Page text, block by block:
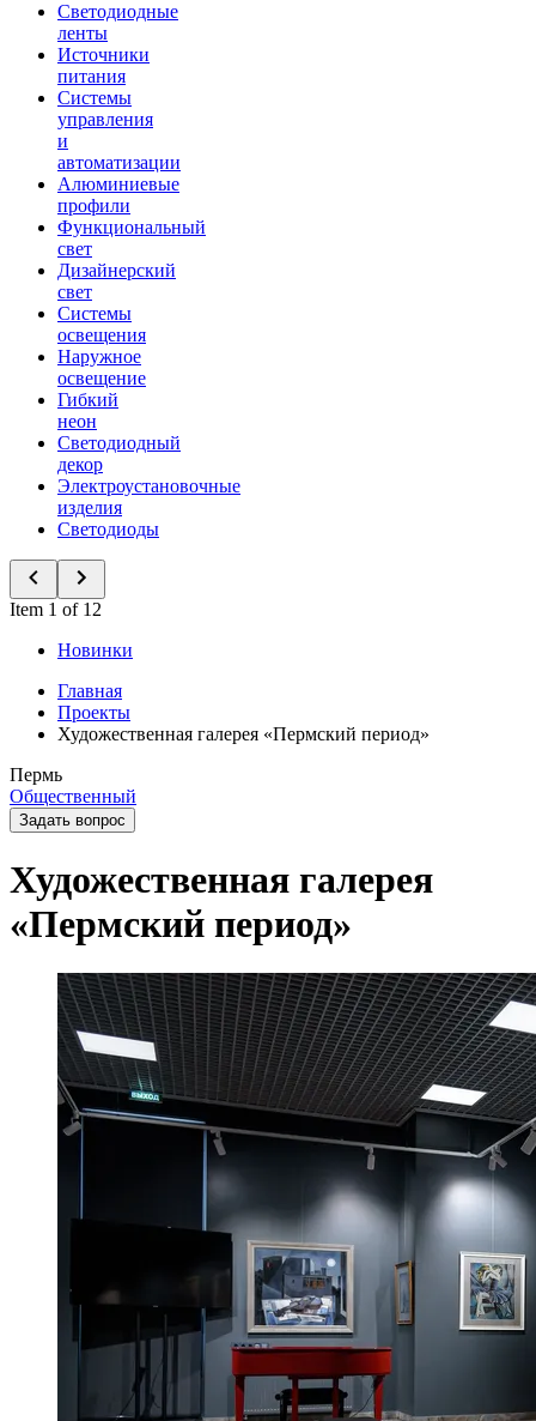
Светодиодные
ленты
Источники
питания
Системы
управления
и
автоматизации
Алюминиевые
профили
Функциональный
свет
Дизайнерский
свет
Системы
освещения
Наружное
освещение
Гибкий
неон
Светодиодный
декор
Электроустановочные
изделия
Светодиоды
Item 1 of 12
Новинки
Главная
Проекты
Художественная галерея «Пермский период»
Пермь
Общественный
Задать вопрос
Художественная галерея
«Пермский период»